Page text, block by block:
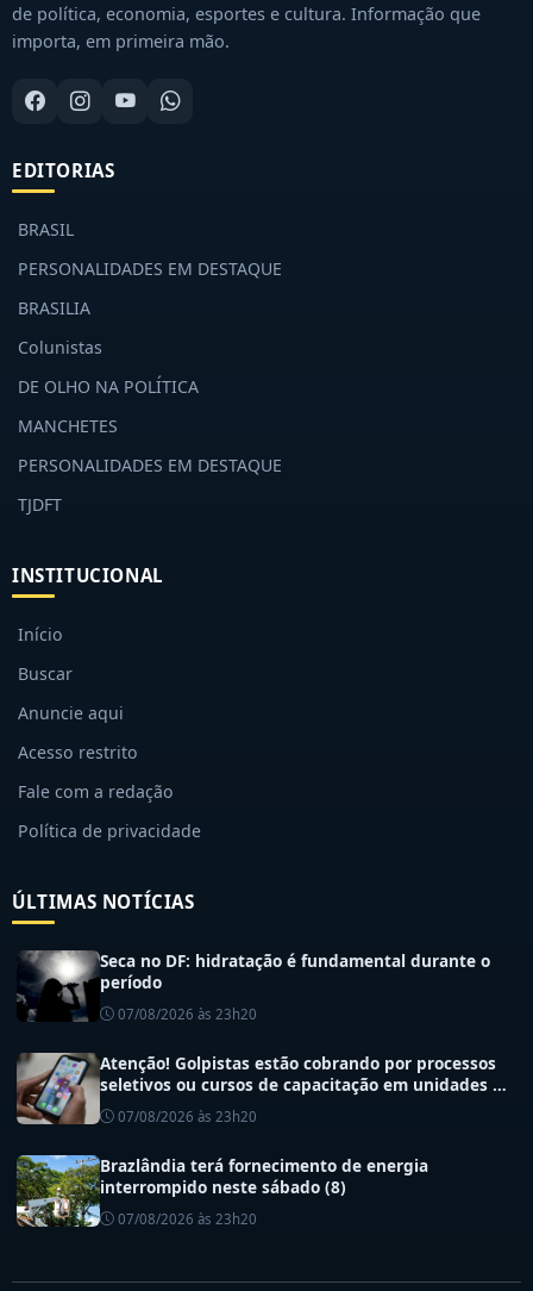
de política, economia, esportes e cultura. Informação que
importa, em primeira mão.
EDITORIAS
BRASIL
PERSONALIDADES EM DESTAQUE
BRASILIA
Colunistas
DE OLHO NA POLÍTICA
MANCHETES
PERSONALIDADES EM DESTAQUE
TJDFT
INSTITUCIONAL
Início
Buscar
Anuncie aqui
Acesso restrito
Fale com a redação
Política de privacidade
ÚLTIMAS NOTÍCIAS
Seca no DF: hidratação é fundamental durante o
período
07/08/2026 às 23h20
Atenção! Golpistas estão cobrando por processos
seletivos ou cursos de capacitação em unidades de
saúde do DF
07/08/2026 às 23h20
Brazlândia terá fornecimento de energia
interrompido neste sábado (8)
07/08/2026 às 23h20